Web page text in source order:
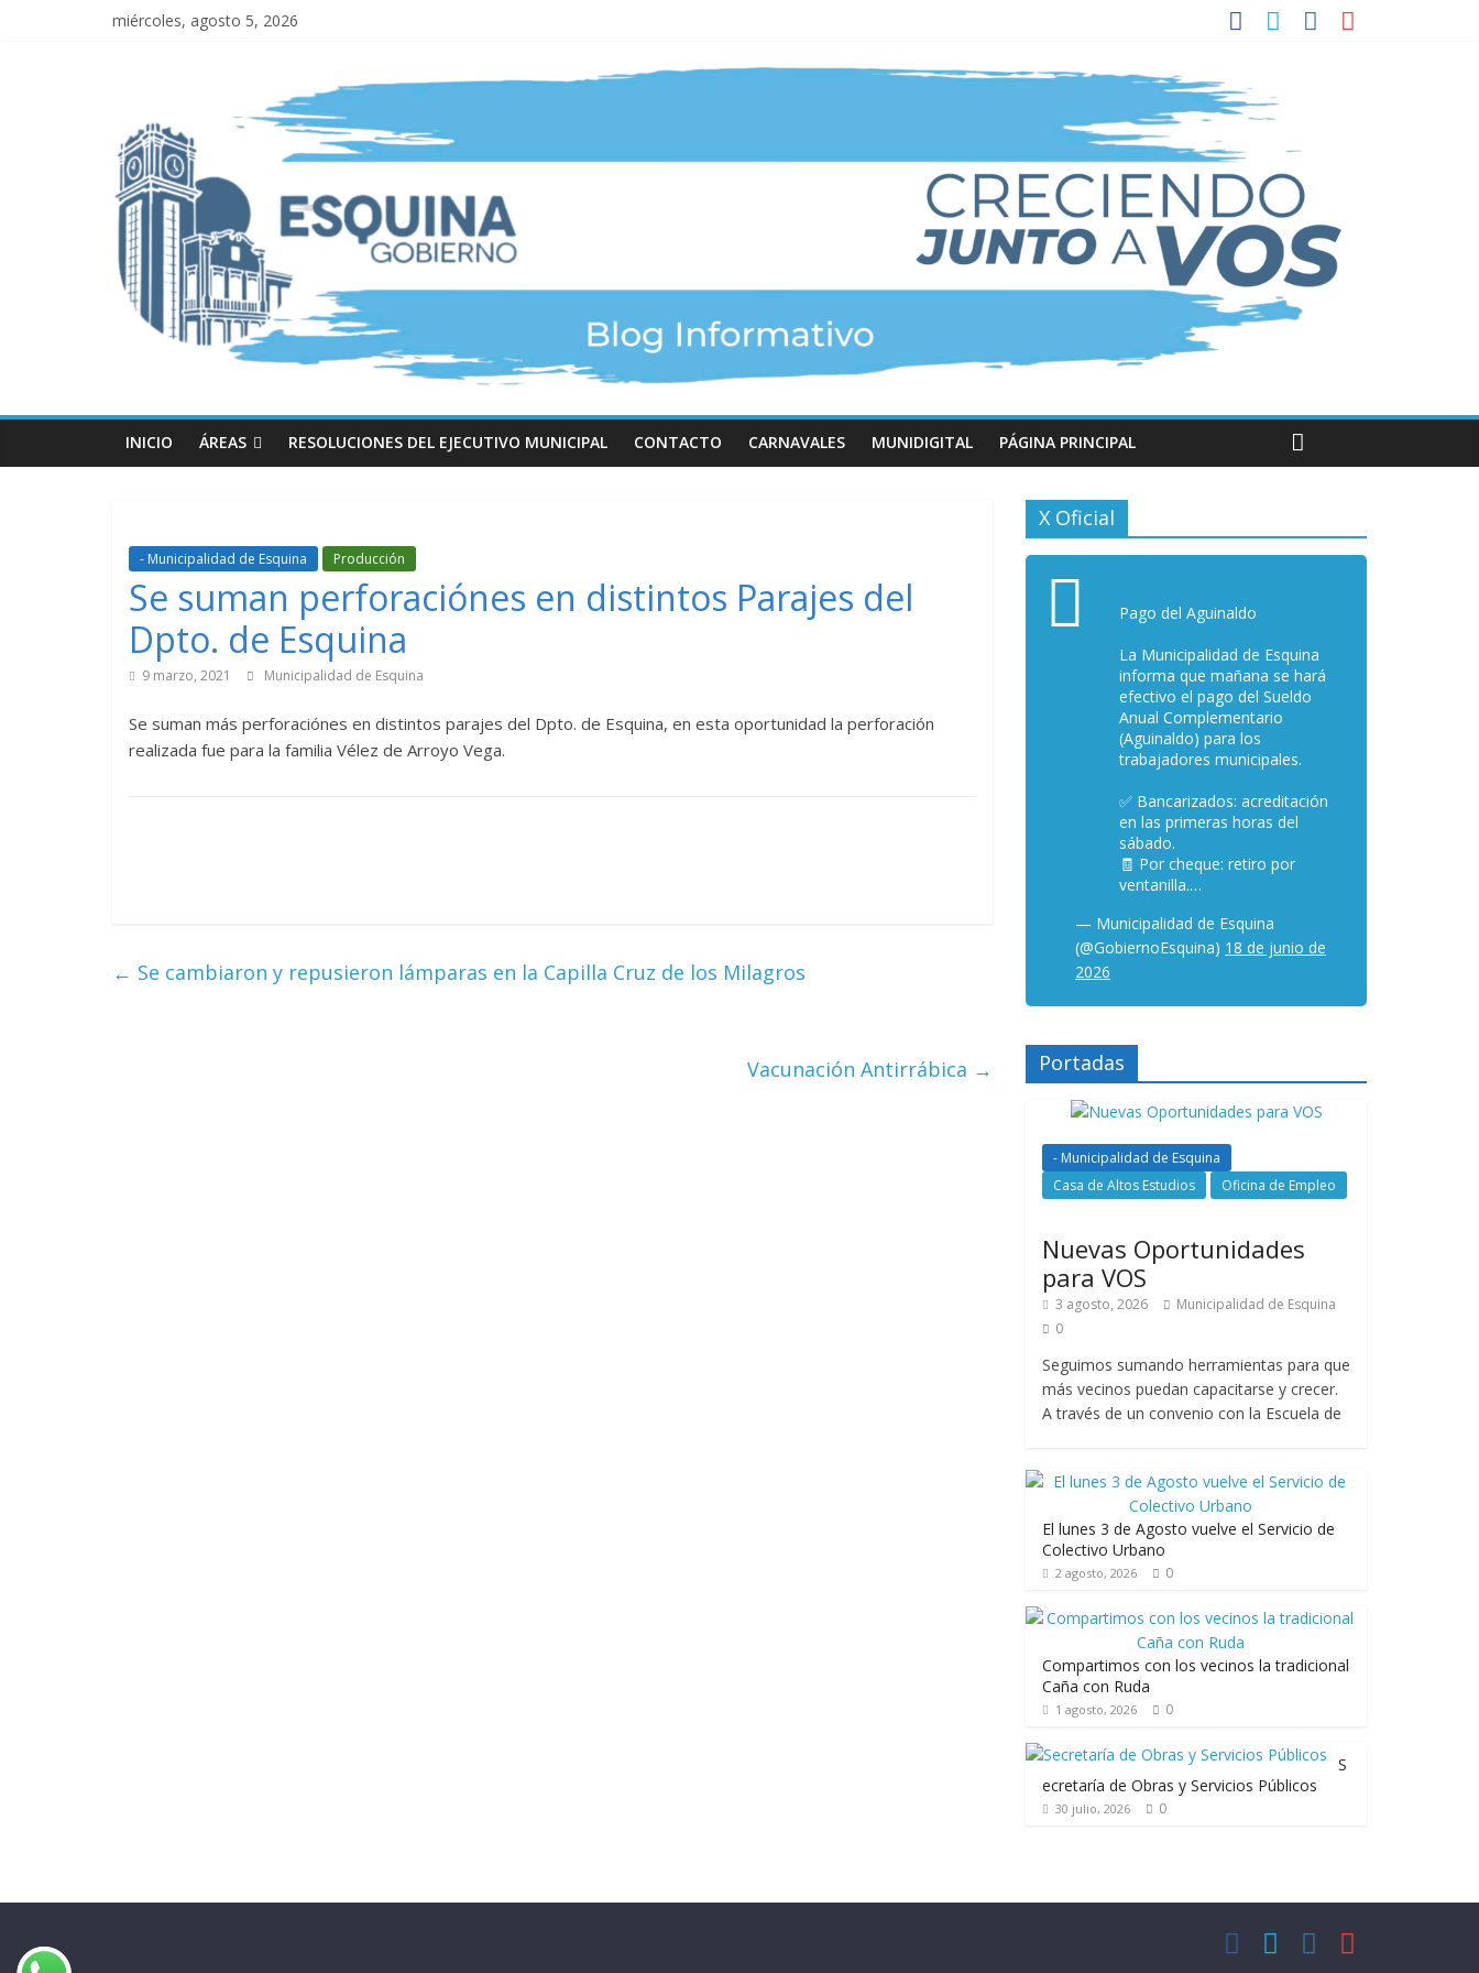
miércoles, agosto 5, 2026
INICIO ÁREAS RESOLUCIONES DEL EJECUTIVO MUNICIPAL CONTACTO CARNAVALES MUNIDIGITAL PÁGINA PRINCIPAL
- Municipalidad de Esquina Producción
Se suman perforaciónes en distintos Parajes del
Dpto. de Esquina
9 marzo, 2021 Municipalidad de Esquina
Se suman más perforaciónes en distintos parajes del Dpto. de Esquina, en esta oportunidad la perforación
realizada fue para la familia Vélez de Arroyo Vega.
← Se cambiaron y repusieron lámparas en la Capilla Cruz de los Milagros
Vacunación Antirrábica →
X Oficial
Pago del Aguinaldo
La Municipalidad de Esquina
informa que mañana se hará
efectivo el pago del Sueldo
Anual Complementario
(Aguinaldo) para los
trabajadores municipales.
✅ Bancarizados: acreditación
en las primeras horas del
sábado.
🧾 Por cheque: retiro por
ventanilla.…
— Municipalidad de Esquina
(@GobiernoEsquina) 18 de junio de
2026
Portadas
- Municipalidad de Esquina
Casa de Altos Estudios
Oficina de Empleo
Nuevas Oportunidades
para VOS
3 agosto, 2026
Municipalidad de Esquina
0
Seguimos sumando herramientas para que
más vecinos puedan capacitarse y crecer.
A través de un convenio con la Escuela de
El lunes 3 de Agosto vuelve el Servicio de
Colectivo Urbano
2 agosto, 2026 0
Compartimos con los vecinos la tradicional
Caña con Ruda
1 agosto, 2026 0
S
ecretaría de Obras y Servicios Públicos
30 julio, 2026 0